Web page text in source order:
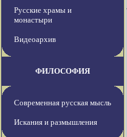
Русские храмы и
монастыри
Видеоархив
ФИЛОСОФИЯ
Современная русская мысль
Искания и размышления